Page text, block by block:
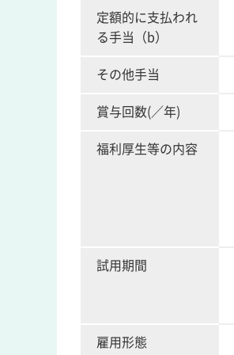
定額的に支払われ
る手当（b）
その他手当
賞与回数(／年)
福利厚生等の内容
試用期間
雇用形態